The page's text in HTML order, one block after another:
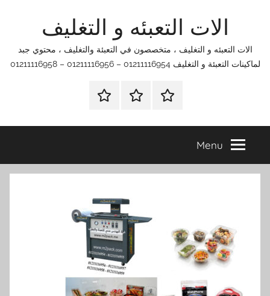
الات التعبئه و التغليف
الات التعبئه و التغليف ، متخصصون في التعبئة والتغليف ، محتوي جبد
لماكينات التعبئة و التغليف 01211116954 – 01211116956 – 01211116958
الرئيسيةاتصل
اتـصـل
في
التي
Menu